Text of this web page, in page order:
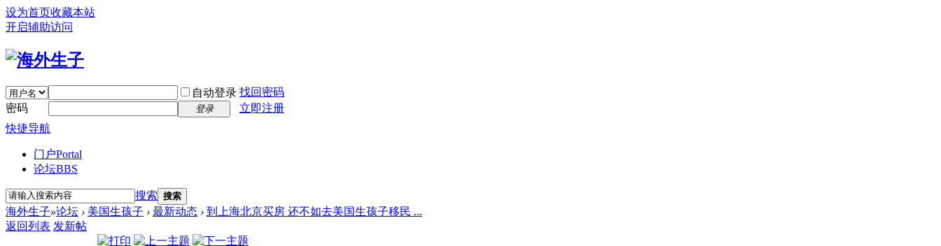
设为首页收藏本站
开启辅助访问
自动登录 找回密码
密码
登录
立即注册
快捷导航
门户Portal
论坛BBS
搜索 搜索
海外生子»论坛 › 美国生孩子 › 最新动态 › 到上海北京买房 还不如去美国生孩子移民 ...
返回列表 发新帖